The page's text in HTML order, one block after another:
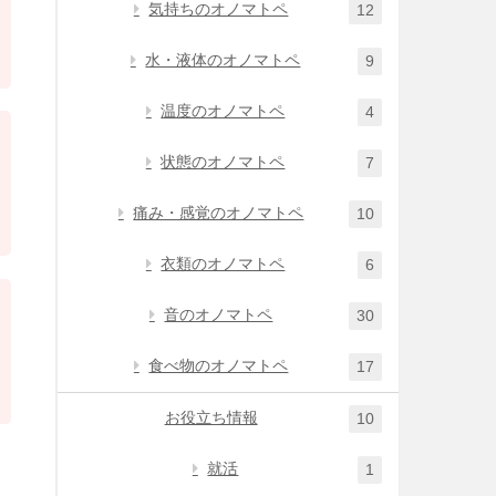
気持ちのオノマトペ 12
水・液体のオノマトペ 9
温度のオノマトペ 4
状態のオノマトペ 7
痛み・感覚のオノマトペ 10
衣類のオノマトペ 6
音のオノマトペ 30
食べ物のオノマトペ 17
お役立ち情報 10
就活 1